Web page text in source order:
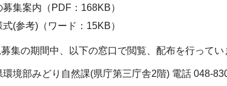
募集案内（PDF：168KB）
(参考)（ワード：15KB）
集の期間中、以下の窓口で閲覧、配布を行ってい
環境部みどり自然課(県庁第三庁舎2階) 電話 048-